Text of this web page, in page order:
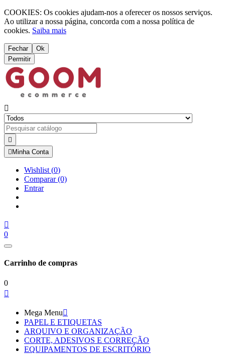
COOKIES: Os cookies ajudam-nos a oferecer os nossos serviços.
Ao utilizar a nossa página, concorda com a nossa política de
cookies. Saiba mais
Fechar
Ok
Permitir


 Minha Conta
Wishlist (0)
Comparar(0)
Entrar

0
Carrinho de compras
0

Mega Menu
PAPEL E ETIQUETAS
ARQUIVO E ORGANIZAÇÃO
CORTE, ADESIVOS E CORREÇÃO
EQUIPAMENTOS DE ESCRITÓRIO